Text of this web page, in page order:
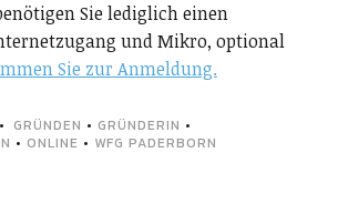
Sie lediglich einen
und Mikro, optional
Sie zur Anmeldung.
GRÜNDEN • GRÜNDERIN •
• ONLINE • WFG PADERBORN